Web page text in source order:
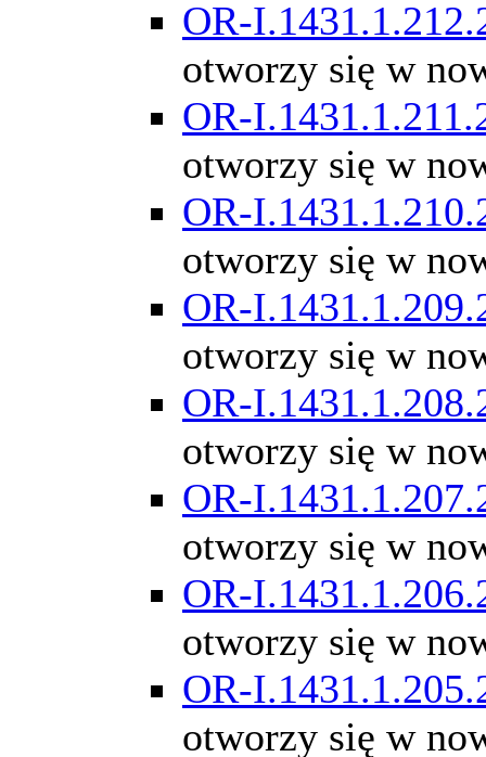
OR-
otworzy się w
OR-
otworzy się w
OR-
otworzy się w
OR-
otworzy się w
OR-
otworzy się w
OR-
otworzy się w
OR-
otworzy się w
OR-
otworzy się w